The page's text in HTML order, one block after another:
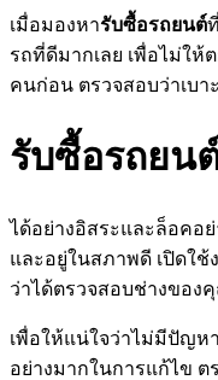
เมื่อมองหารับซื้อรถยนต์
รถที่ดีมากเลย เพื่อไม่ใ
คนก่อน ตรวจสอบว่าเบ
รับซื้อรถยน
ได้อย่างอิสระและล็อคอ
และอยู่ในสภาพดี เปิดใ
ว่าได้ตรวจสอบช่างของ
เพื่อให้แน่ใจว่าไม่มีปัญ
อย่างมากในการแก้ไข